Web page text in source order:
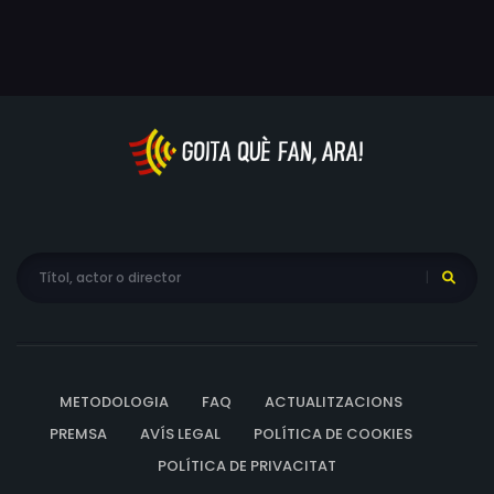
METODOLOGIA FAQ
ACTUALITZACIONS
PREMSA
AVÍS LEGAL
POLÍTICA DE COOKIES
POLÍTICA DE PRIVACITAT